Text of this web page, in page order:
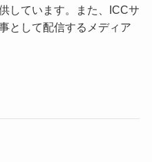
しています。また、ICCサ
として配信するメディア